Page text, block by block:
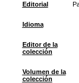
Editorial
Idioma
Editor de la
colección
Volumen de la
colección